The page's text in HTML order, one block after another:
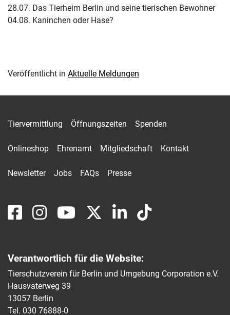
28.07. Das Tierheim Berlin und seine tierischen Bewohner
04.08. Kaninchen oder Hase?
Veröffentlicht in Aktuelle Meldungen
Tiervermittlung Öffnungszeiten Spenden
Onlineshop Ehrenamt Mitgliedschaft Kontakt
Newsletter Jobs FAQs Presse
Verantwortlich für die Website:
Tierschutzverein für Berlin und Umgebung Corporation e.V.
Hausvaterweg 39
13057 Berlin
Tel. 030 76888-0